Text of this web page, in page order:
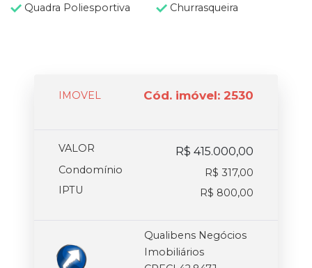
Quadra Poliesportiva Churrasqueira
IMOVEL Cód. imóvel: 2530
VALOR R$ 415.000,00
Condomínio
R$ 317,00
IPTU
R$ 800,00
Qualibens Negócios
Imobiliários